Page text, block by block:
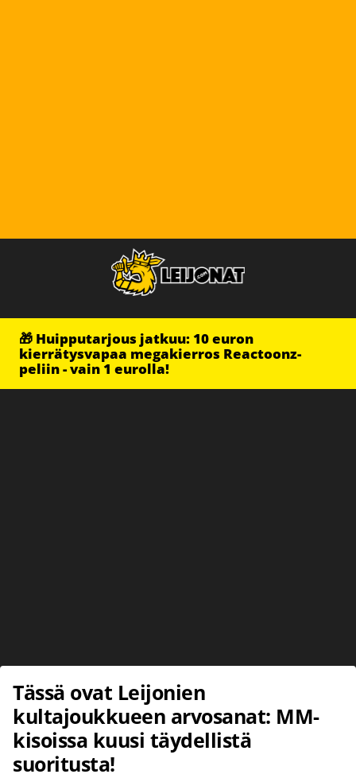
🎁 Huipputarjous jatkuu: 10 euron
kierrätysvapaa megakierros Reactoonz-
peliin - vain 1 eurolla!
Tässä ovat Leijonien
kultajoukkueen arvosanat: MM-
kisoissa kuusi täydellistä
suoritusta!